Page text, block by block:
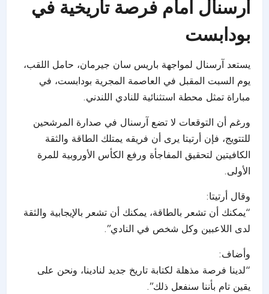
آرسنال أمام فرصة تاريخية في
بودابست
يستعد آرسنال لمواجهة باريس سان جيرمان، حامل اللقب،
يوم السبت المقبل في العاصمة المجرية بودابست، في
مباراة تمثل محطة استثنائية للنادي اللندني.
ورغم أن التوقعات لا تضع آرسنال في صدارة المرشحين
للتتويج، فإن أرتيتا يرى أن فريقه يمتلك الطاقة والثقة
الكافيتين لتحقيق المفاجأة ورفع الكأس الأوروبية للمرة
الأولى.
وقال أرتيتا:
“يمكنك أن تشعر بالطاقة، يمكنك أن تشعر بالإيجابية والثقة
لدى اللاعبين وكل شخص في النادي”.
وأضاف:
“لدينا فرصة مذهلة لكتابة تاريخ جديد لنادينا، ونحن على
يقين تام بأننا سنفعل ذلك”.